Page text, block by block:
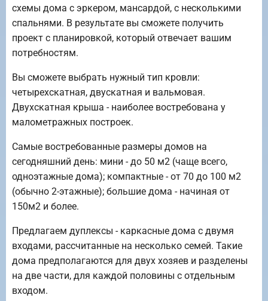
схемы дома с эркером, мансардой, с несколькими
спальнями. В результате вы сможете получить
проект с планировкой, который отвечает вашим
потребностям.
Вы сможете выбрать нужный тип кровли:
четырехскатная, двускатная и вальмовая.
Двухскатная крыша - наиболее востребована у
малометражных построек.
Самые востребованные размеры домов на
сегодняшний день: мини - до 50 м2 (чаще всего,
одноэтажные дома); компактные - от 70 до 100 м2
(обычно 2-этажные); большие дома - начиная от
150м2 и более.
Предлагаем дуплексы - каркасные дома с двумя
входами, рассчитанные на несколько семей. Такие
дома предполагаются для двух хозяев и разделены
на две части, для каждой половины с отдельным
входом.